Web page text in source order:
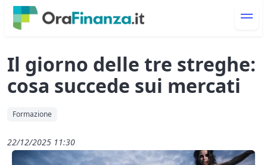
Il giorno delle tre streghe:
cosa succede sui mercati
Formazione
22/12/2025 11:30